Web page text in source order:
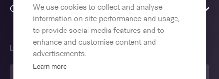
We use cookies to collect and analyse
information on site performance and usage,
to provide social media features and to
enhance and customise content and
advertisements.
Learn more
Contattaci
Lingua